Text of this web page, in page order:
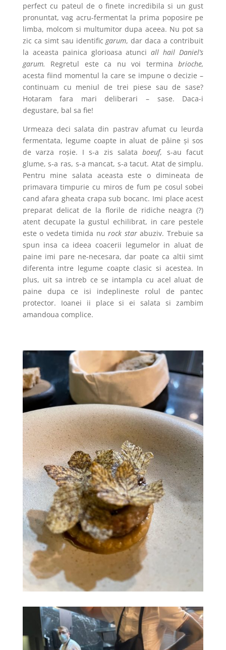
perfect cu pateul de o finete incredibila si un gust
pronuntat, vag acru-fermentat la prima poposire pe
limba, molcom si multumitor dupa aceea. Nu pot sa
zic ca simt sau identificgarum, dar daca a contribuit
la aceasta painica glorioasa atunciall hail Daniel’s
garum. Regretul este ca nu voi terminabrioche,
acesta fiind momentul la care se impune o decizie –
continuam cu meniul de trei piese sau de sase?
Hotaram fara mari deliberari – sase. Daca-i
degustare, bal sa fie!
Urmeaza deci salata din pastrav afumat cu leurda
fermentata, legume coapte in aluat de pâine și sos
de varza roșie. I s-a zis salataboeuf, s-au facut
glume, s-a ras, s-a mancat, s-a tacut. Atat de simplu.
Pentru mine salata aceasta este o dimineata de
primavara timpurie cu miros de fum pe cosul sobei
cand afara gheata crapa sub bocanc. Imi place acest
preparat delicat de la florile de ridiche neagra (?)
atent decupate la gustul echilibrat, in care pestele
este o vedeta timida nurock starabuziv. Trebuie sa
spun insa ca ideea coacerii legumelor in aluat de
paine imi pare ne-necesara, dar poate ca altii simt
diferenta intre legume coapte clasic si acestea. In
plus, uit sa intreb ce se intampla cu acel aluat de
paine dupa ce isi indeplineste rolul de pantec
protector. Ioanei ii place si ei salata si zambim
amandoua complice.